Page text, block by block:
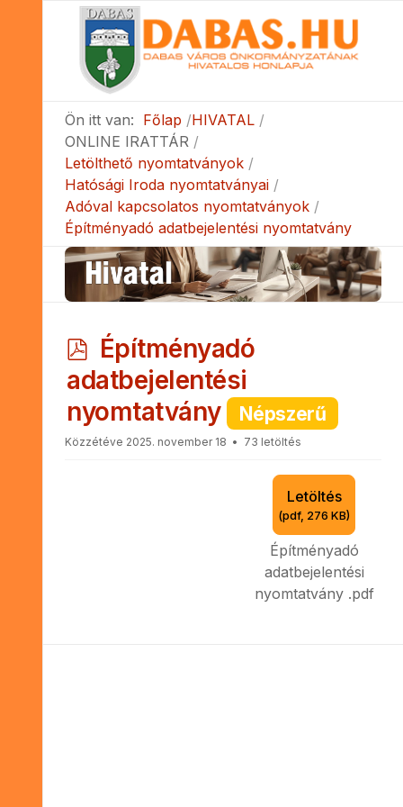
Ön itt van: Főlap
HIVATAL
ONLINE IRATTÁR
Letölthető nyomtatványok
Hatósági Iroda nyomtatványai
Adóval kapcsolatos nyomtatványok
Építményadó adatbejelentési nyomtatvány
p
d
f
Építményadó
adatbejelentési
nyomtatvány
Népszerű
Közzétéve 2025. november 18 73 letöltés
Letöltés
(pdf, 276 KB)
Építményadó
adatbejelentési
nyomtatvány .pdf